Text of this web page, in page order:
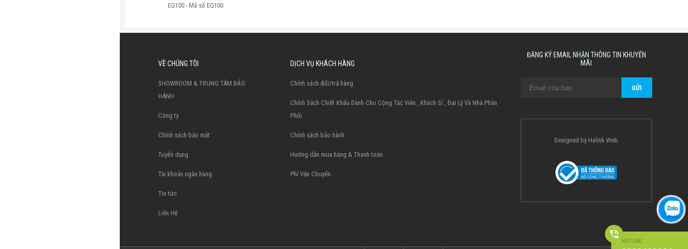
HOTLINE.....
EQ100 - Mã sốEQ100
VỀ CHÚNG TÔI
SHOWROOM & TRUNG TÂM BẢO
HÀNH
Công ty
Chính sách bảo mật
Tuyển dụng
Tài khoản ngân hàng
Tin tức
Liên Hệ
DỊCH VỤ KHÁCH HÀNG
Chính sách đổi/trả hàng
Chính Sách Chiết Khấu Dành Cho Cộng Tác Viên , Khách Sỉ , Đại Lý Và Nhà Phân
Phối
Chính sách bảo hành
Hướng dẫn mua hàng & Thanh toán
Phí Vận Chuyển
ĐĂNG KÝ EMAIL NHẬN THÔNG TIN KHUYẾN
MÃI
Designed by Halink Web